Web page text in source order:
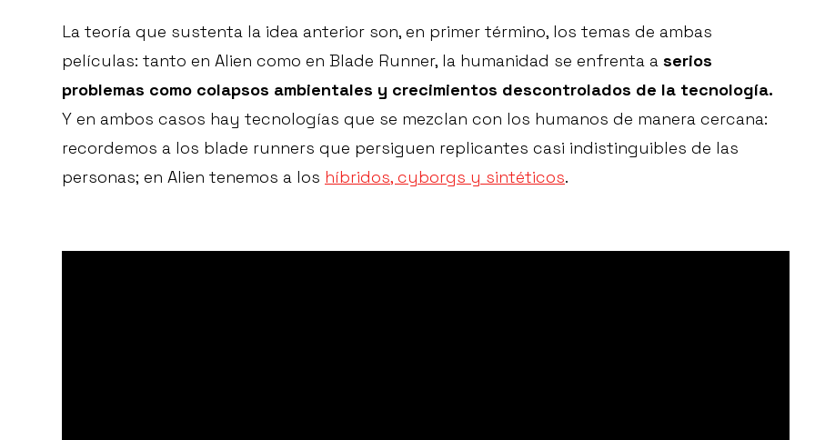
La teoría que sustenta la idea anterior son, en primer término, los temas de ambas
películas: tanto en Alien como en Blade Runner, la humanidad se enfrenta a serios
problemas como colapsos ambientales y crecimientos descontrolados de la tecnología.
Y en ambos casos hay tecnologías que se mezclan con los humanos de manera cercana:
recordemos a los blade runners que persiguen replicantes casi indistinguibles de las
personas; en Alien tenemos a los híbridos, cyborgs y sintéticos.